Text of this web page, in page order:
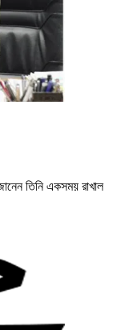
তিনি একসময় রাখাল